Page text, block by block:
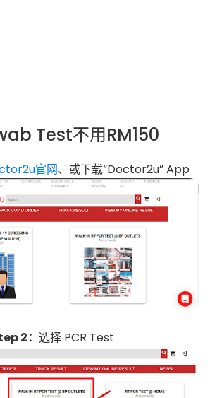
Test不用RM150
官网、或下载“Doctor2u” App
2： 选择 PCR Test